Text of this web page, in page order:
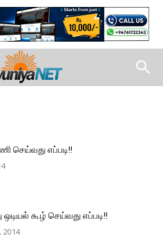
செய்வது எப்படி!!
கூழ் செய்வது எப்படி!!
2014